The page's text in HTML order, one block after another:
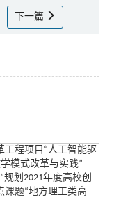
下一篇
工程项目“人工智能驱
模式改革与实践”
规划2021年度高校创
课题“地方理工类高